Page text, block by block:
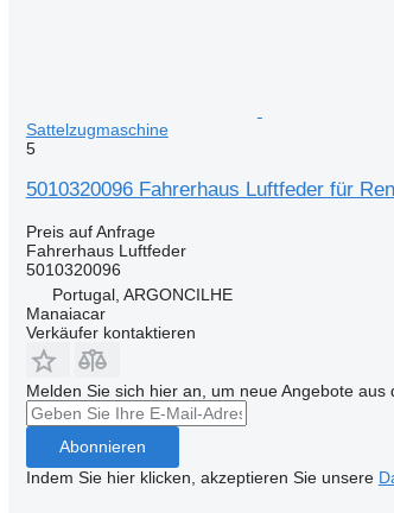
Sattelzugmaschine
5
5010320096 Fahrerhaus Luftfeder für
Preis auf Anfrage
Fahrerhaus Luftfeder
5010320096
Portugal, ARGONCILHE
Manaiacar
Verkäufer kontaktieren
Melden Sie sich hier an, um neue Angebote
Abonnieren
Indem Sie hier klicken, akzeptieren Sie unsere